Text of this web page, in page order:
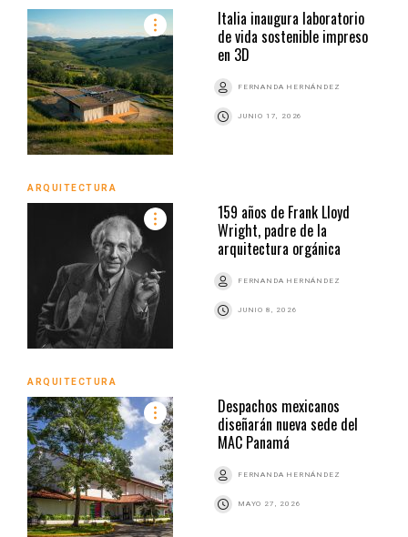
Italia inaugura laboratorio
de vida sostenible impreso
en 3D
FERNANDA HERNÁNDEZ
JUNIO 17, 2026
ARQUITECTURA
159 años de Frank Lloyd
Wright, padre de la
arquitectura orgánica
FERNANDA HERNÁNDEZ
JUNIO 8, 2026
ARQUITECTURA
Despachos mexicanos
diseñarán nueva sede del
MAC Panamá
FERNANDA HERNÁNDEZ
MAYO 27, 2026